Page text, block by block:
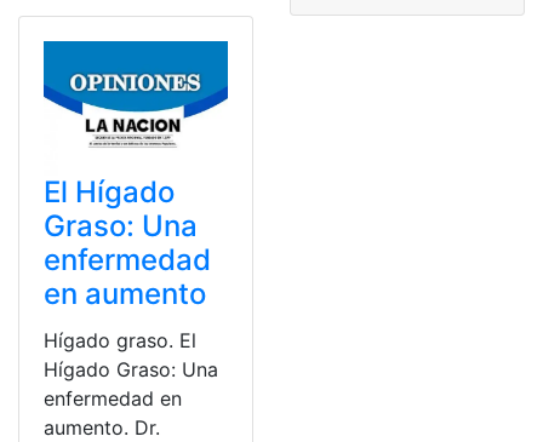
El Hígado
Graso: Una
enfermedad
en aumento
Hígado graso. El
Hígado Graso: Una
enfermedad en
aumento. Dr.